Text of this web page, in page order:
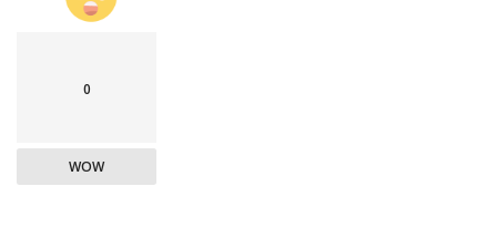
0
WOW